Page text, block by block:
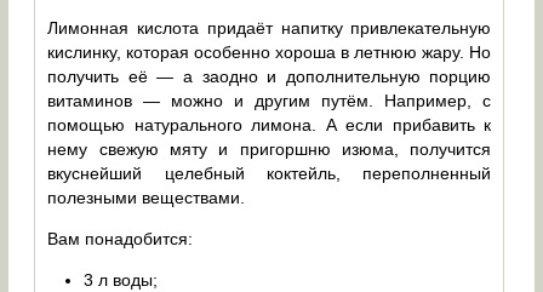
Лимонная кислота придаёт напитку привлекательную
кислинку, которая особенно хороша в летнюю жару. Но
получить её — а заодно и дополнительную порцию
витаминов — можно и другим путём. Например, с
помощью натурального лимона. А если прибавить к
нему свежую мяту и пригоршню изюма, получится
вкуснейший целебный коктейль, переполненный
полезными веществами.
Вам понадобится:
3 л воды;